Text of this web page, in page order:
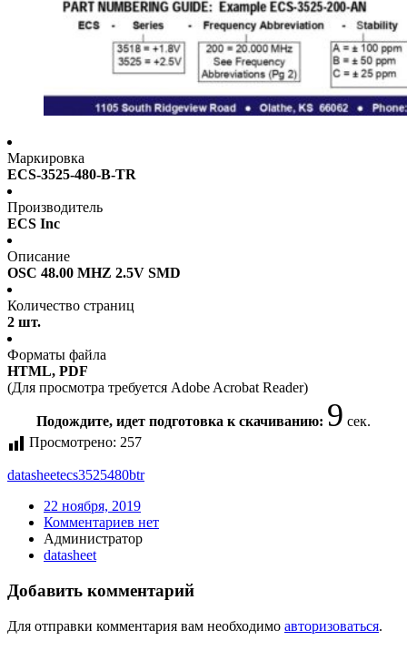
Маркировка
ECS-3525-480-B-TR
Производитель
ECS Inc
Описание
OSC 48.00 MHZ 2.5V SMD
Количество страниц
2 шт.
Форматы файла
HTML, PDF
(Для просмотра требуется Adobe Acrobat Reader)
Подождите, идет подготовка к скачиванию: 8 сек.
Просмотрено: 257
datasheetecs3525480btr
22 ноября, 2019
Комментариев нет
Администратор
datasheet
Добавить комментарий
Для отправки комментария вам необходимо авторизоваться.